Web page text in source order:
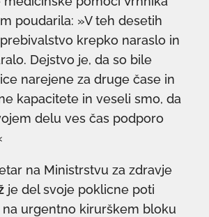
poudarila: »V teh desetih
krepko naraslo in
Dejstvo je, da so bile
narejene za druge čase in
kapacitete in veseli smo, da
delu ves čas podporo
na Ministrstvu za zdravje
je del svoje poklicne poti
urgentno kirurškem bloku